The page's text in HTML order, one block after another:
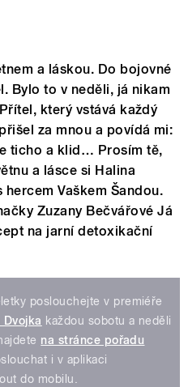
a láskou. Do bojovné
Bylo to v neděli, já nikam
který vstává každý
za mnou a povídá mi:
ticho a klid… Prosím tě,
a lásce si Halina
Vaškem Šandou.
Zuzany Bečvářové Já
na jarní detoxikační
poslouchejte v premiéře
Dvojka každou sobotu a neděli
na stránce pořadu
i v aplikaci
do mobilu.